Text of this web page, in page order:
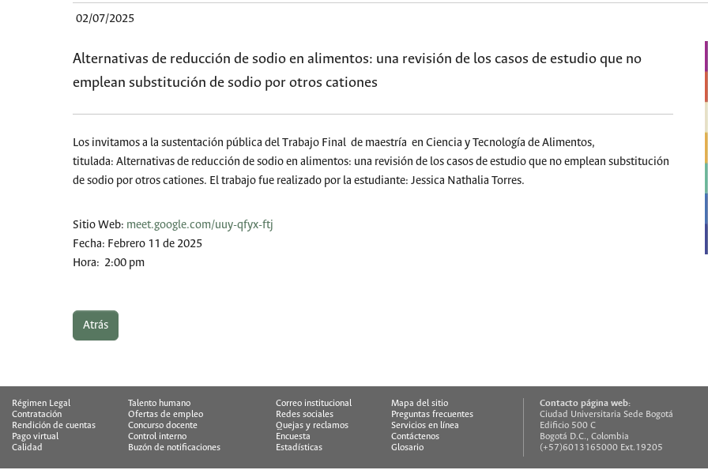
02/07/2025
Alternativas de reducción de sodio en alimentos: una revisión de los casos de estudio que no
emplean substitución de sodio por otros cationes
Los invitamos a la sustentación pública del Trabajo Final de maestría en Ciencia y Tecnología de Alimentos,
titulada: Alternativas de reducción de sodio en alimentos: una revisión de los casos de estudio que no emplean substitución
de sodio por otros cationes. El trabajo fue realizado por la estudiante: Jessica Nathalia Torres.
Sitio Web: meet.google.com/uuy-qfyx-ftj
Fecha: Febrero 11 de 2025
Hora: 2:00 pm
Atrás
Régimen Legal
Talento humano
Contratación
Ofertas de empleo
Rendición de cuentas
Concurso docente
Pago virtual
Control interno
Calidad
Buzón de notificaciones
Correo institucional
Mapa del sitio
Redes sociales
Preguntas frecuentes
Quejas y reclamos
Servicios en línea
Encuesta
Contáctenos
Estadísticas
Glosario
Contacto página web:
Ciudad Universitaria Sede Bogotá
Edificio 500 C
Bogotá D.C., Colombia
(+57)6013165000 Ext.19205